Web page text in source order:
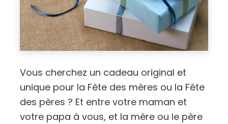
Vous cherchez un cadeau original et
unique pour la Fête des mères ou la Fête
des pères ? Et entre votre maman et
votre papa à vous, et la mère ou le père